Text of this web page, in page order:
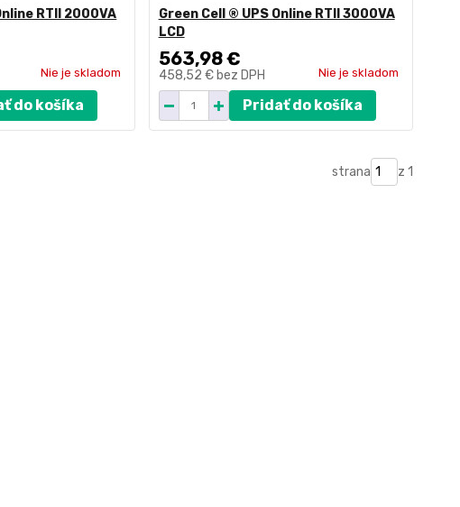
RTII 2000VA
Nie je skladom
do košíka
Green Cell ® UPS Online RTII 3000VA
LCD
563,98 €
458,52 € bez DPH Nie je skladom
Pridať do košíka
strana z 1